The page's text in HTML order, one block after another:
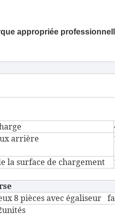
appropriée
arrière
la surface de chargement
8 pièces avec égaliseur